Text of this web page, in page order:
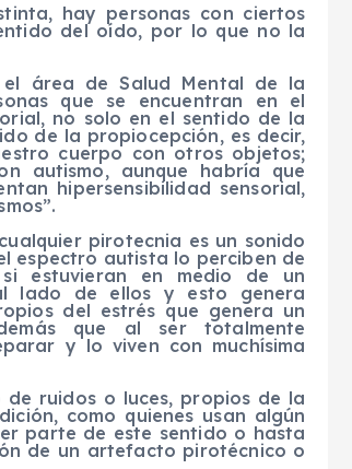
hay personas con ciertos
del oído, por lo que no la
el área de Salud Mental de la
que se encuentran en el
no solo en el sentido de la
de la propiocepción, es decir,
cuerpo con otros objetos;
autismo, aunque habría que
hipersensibilidad sensorial,
pirotecnia es un sonido
espectro autista lo perciben de
estuvieran en medio de un
lado de ellos y esto genera
del estrés que genera un
que al ser totalmente
y lo viven con muchísima
ruidos o luces, propios de la
como quienes usan algún
parte de este sentido o hasta
de un artefacto pirotécnico o